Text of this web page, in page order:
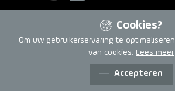
Cookies?
Om uw gebruikerservaring te
van cookies. Lees meer
Accepteren